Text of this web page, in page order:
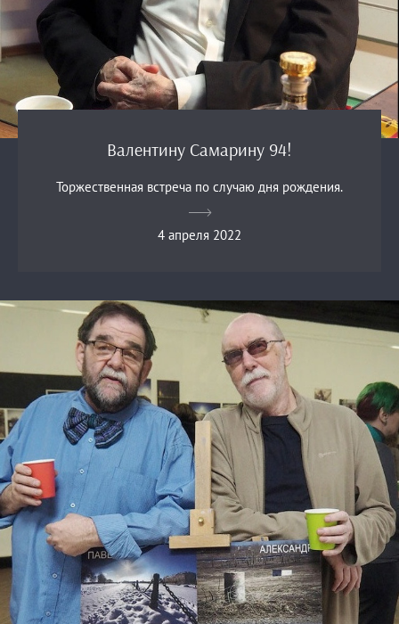
Валентину Самарину 94!
Торжественная встреча по случаю дня рождения.
4 апреля 2022